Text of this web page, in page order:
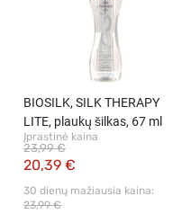
BIOSILK, SILK THERAPY
LITE, plaukų šilkas, 67 ml
Įprastinė kaina
20,39 €
23,99 €
30 dienų mažiausia kaina:
23,99 €